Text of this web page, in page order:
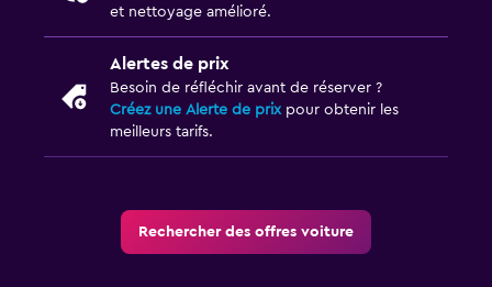
et nettoyage amélioré.
Alertes de prix
Besoin de réfléchir avant de réserver ?
Créez une Alerte de prixpour obtenir les
meilleurs tarifs.
Rechercher des offres voiture